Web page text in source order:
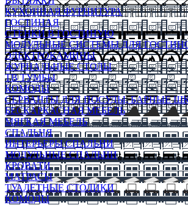
КУХОННАЯ ФУРНИТУРА
ГОСТИНАЯ
СТЕНКИ В ГОСТИНУЮ
МОДУЛЬНЫЕ СИСТЕМЫ ДЛЯ
ЭЛЕКТРОКАМИНЫ
ЖУРНАЛЬНЫЕ СТОЛЫ
ТВ ТУМБЫ
КОМОДЫ
СЕРВАНТЫ ДЛЯ ПОСУДЫ, БАРНЫЕ
БЕСКАРКАСНАЯ МЕБЕЛЬ
МЯГКАЯ МЕБЕЛЬ
СПАЛЬНЯ
ИНТЕРЬЕРЫ СПАЛЬНИ
МОДУЛЬНЫЕ СПАЛЬНИ
КРОВАТИ
МАТРАСЫ
ТУАЛЕТНЫЕ СТОЛИКИ
КОМОДЫ